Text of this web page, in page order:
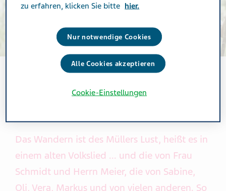
SPORT & BEWEGUNG
Das Wandern ist des Müllers Lust, heißt es in
einem alten Volkslied ... und die von Frau
Schmidt und Herrn Meier, die von Sabine,
Oli, Vera, Markus und von vielen anderen. So
zu erfahren, klicken Sie bitte hier.
Nur notwendige Cookies
Alle Cookies akzeptieren
Cookie-Einstellungen